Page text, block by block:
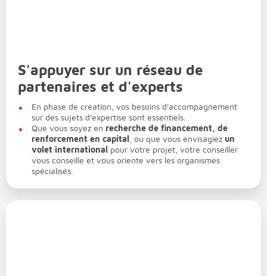
S'appuyer sur un réseau de
partenaires et d'experts
En phase de création, vos besoins d'accompagnement
sur des sujets d'expertise sont essentiels.
Que vous soyez en recherche de financement, de
renforcement en capital , ou que vous envisagiez un
volet international pour votre projet, votre conseiller
vous conseille et vous oriente vers les organismes
spécialisés.